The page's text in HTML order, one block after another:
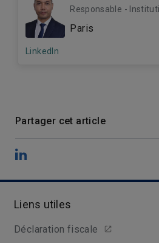
Responsable -
Paris
LinkedIn
Partager cet article
Liens utiles
Déclaration fiscale